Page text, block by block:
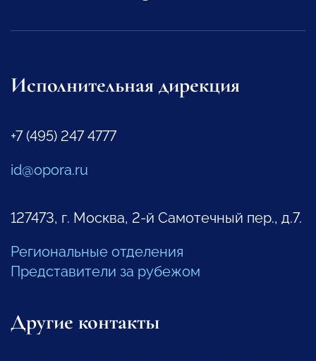
Исполнительная дирекция
+7 (495) 247 4777
id@opora.ru
127473, г. Москва, 2-й Самотечный пер., д.7.
Региональные отделения
Представители за рубежом
Другие контакты